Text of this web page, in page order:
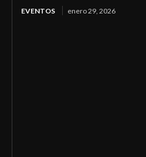
EVENTOS enero 29, 2026